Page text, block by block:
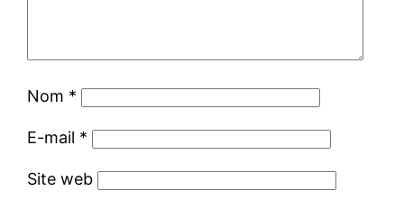
Nom *
E-mail *
Site web